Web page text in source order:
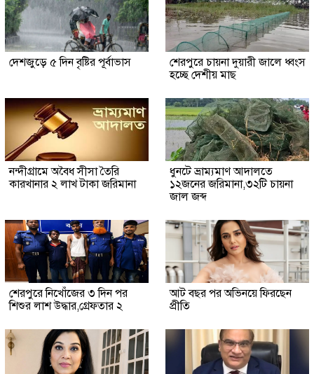
দেশজুড়ে ৫ দিন বৃষ্টির পূর্বাভাস
শেরপুরে চায়না দুয়ারী জালে ধ্বংস
হচ্ছে দেশীয় মাছ
নন্দীগ্রামে অবৈধ সীসা তৈরি
কারখানার ২ লাখ টাকা জরিমানা
ধুনটে ভ্রাম্যমাণ আদালতে
১২জনের জরিমানা,৩২টি চায়না
জাল জব্দ
শেরপুরে নিখোঁজের ৩ দিন পর
শিশুর লাশ উদ্ধার,গ্রেফতার ২
আট বছর পর অভিনয়ে ফিরছেন
প্রীতি